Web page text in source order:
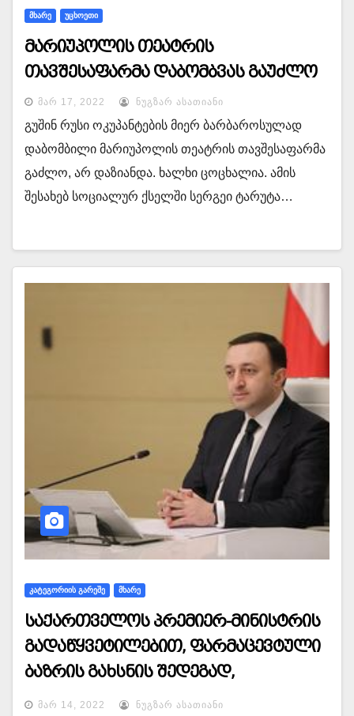
ᲛᲮᲐᲠᲔ ᲣᲪᲮᲝᲔᲗᲘ
მარიუპოლის თეატრის
თავშესაფარმა დაბომბვას გაუძლო
ᲛᲐᲠ 17, 2022 ᲜᲣᲒᲖᲐᲠ ᲐᲡᲐᲗᲘᲐᲜᲘ
გუშინ რუსი ოკუპანტების მიერ ბარბაროსულად
დაბომბილი მარიუპოლის თეატრის თავშესაფარმა
გაძლო, არ დაზიანდა. ხალხი ცოცხალია. ამის
შესახებ სოციალურ ქსელში სერგეი ტარუტა…
ᲙᲐᲢᲔᲒᲝᲠᲘᲘᲡ ᲒᲐᲠᲔᲨᲔ ᲛᲮᲐᲠᲔ
საქართველოს პრემიერ-მინისტრის
გადაწყვეტილებით, ფარმაცევტული
ბაზრის გახსნის შედეგად,
თურქეთიდან, ამ ეტაპზე, 30-ზე მეტი
ᲛᲐᲠ 14, 2022 ᲜᲣᲒᲖᲐᲠ ᲐᲡᲐᲗᲘᲐᲜᲘ